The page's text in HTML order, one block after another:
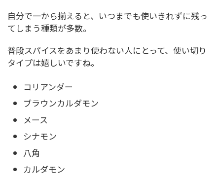
自分で一から揃えると、いつまでも使いきれずに残っ
てしまう種類が多数。
普段スパイスをあまり使わない人にとって、使い切り
タイプは嬉しいですね。
コリアンダー
ブラウンカルダモン
メース
シナモン
八角
カルダモン